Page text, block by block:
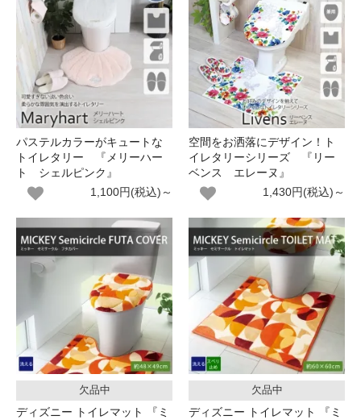
パステルカラーがキュートな
トイレタリー 『メリーハー
ト シェルピンク』
1,100円(税込)～
空間をお洒落にデザイン！ト
イレタリーシリーズ 『リー
ベンス エレーヌ』
1,430円(税込)～
欠品中
ディズニー トイレマット 『ミ
欠品中
ディズニー トイレマット 『ミ